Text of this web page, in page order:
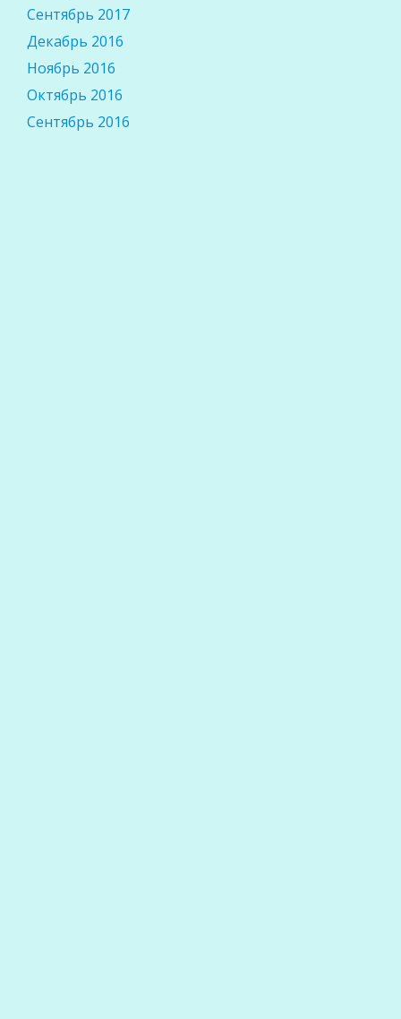
Сентябрь 2017
Декабрь 2016
Ноябрь 2016
Октябрь 2016
Сентябрь 2016